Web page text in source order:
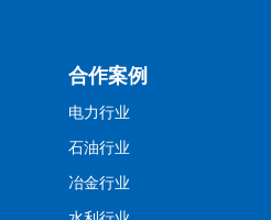
合作案例
电力行业
石油行业
冶金行业